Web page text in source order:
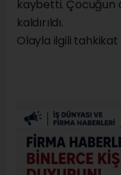
kaybetti. Çocuğun
kaldırıldı.
Olayla ilgili